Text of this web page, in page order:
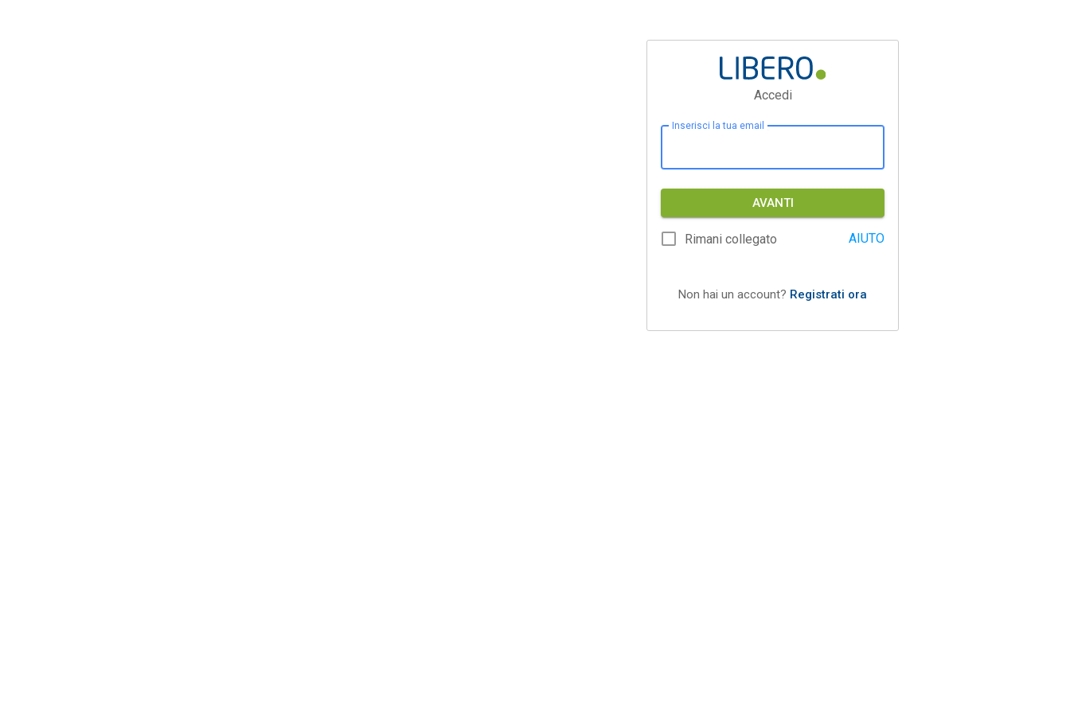
Accedi
Inserisci la tua email
AVANTI
Rimani collegato AIUTO
Non hai un account? Registrati ora